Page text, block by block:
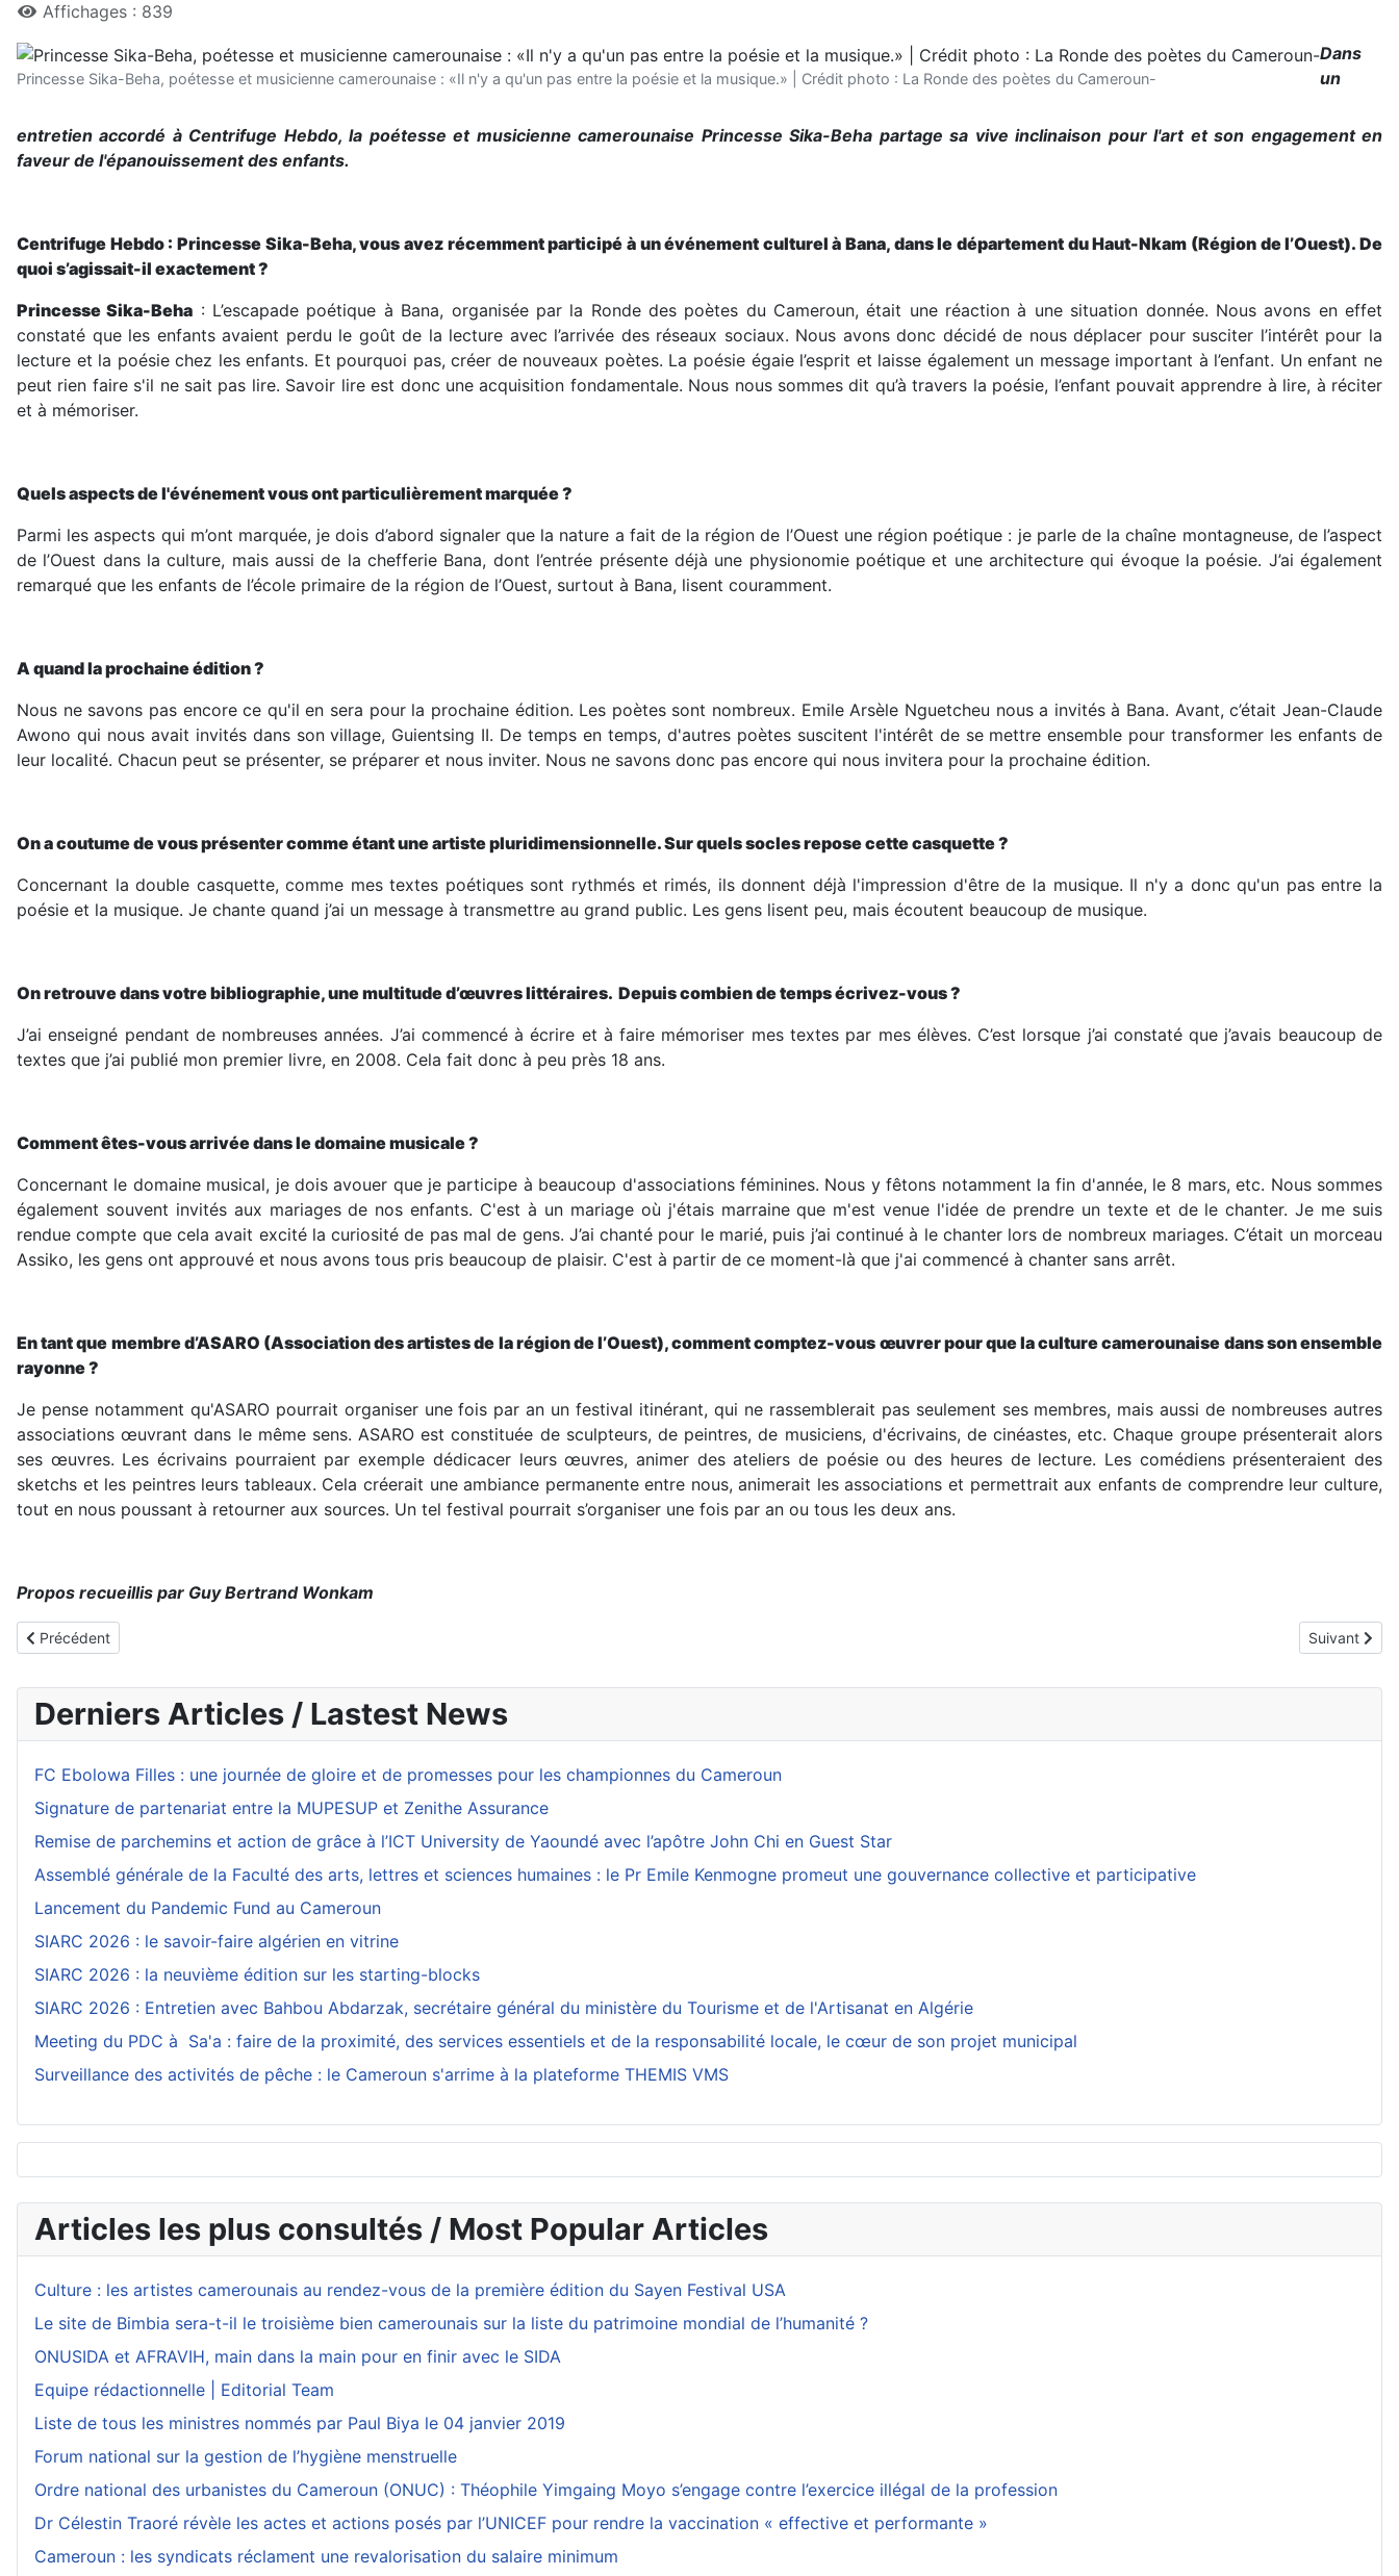
Affichages : 839
Princesse Sika-Beha, poétesse et musicienne camerounaise : «Il n'y a qu'un pas entre la poésie et la musique.» | Crédit photo : La Ronde des poètes du Cameroun-
Dans
un
entretien accordé à Centrifuge Hebdo, la poétesse et musicienne camerounaise Princesse Sika-Beha partage sa vive inclinaison pour l'art et son engagement en
faveur de l'épanouissement des enfants.
Centrifuge Hebdo : Princesse Sika-Beha, vous avez récemment participé à un événement culturel à Bana, dans le département du Haut-Nkam (Région de l’Ouest). De
quoi s’agissait-il exactement ?
Princesse Sika-Beha : L’escapade poétique à Bana, organisée par la Ronde des poètes du Cameroun, était une réaction à une situation donnée. Nous avons en effet
constaté que les enfants avaient perdu le goût de la lecture avec l’arrivée des réseaux sociaux. Nous avons donc décidé de nous déplacer pour susciter l’intérêt pour la
lecture et la poésie chez les enfants. Et pourquoi pas, créer de nouveaux poètes. La poésie égaie l’esprit et laisse également un message important à l’enfant. Un enfant ne
peut rien faire s'il ne sait pas lire. Savoir lire est donc une acquisition fondamentale. Nous nous sommes dit qu’à travers la poésie, l’enfant pouvait apprendre à lire, à réciter
et à mémoriser.
Quels aspects de l'événement vous ont particulièrement marquée ?
Parmi les aspects qui m’ont marquée, je dois d’abord signaler que la nature a fait de la région de l’Ouest une région poétique : je parle de la chaîne montagneuse, de l’aspect
de l’Ouest dans la culture, mais aussi de la chefferie Bana, dont l’entrée présente déjà une physionomie poétique et une architecture qui évoque la poésie. J’ai également
remarqué que les enfants de l’école primaire de la région de l’Ouest, surtout à Bana, lisent couramment.
A quand la prochaine édition ?
Nous ne savons pas encore ce qu'il en sera pour la prochaine édition. Les poètes sont nombreux. Emile Arsèle Nguetcheu nous a invités à Bana. Avant, c’était Jean-Claude
Awono qui nous avait invités dans son village, Guientsing II. De temps en temps, d'autres poètes suscitent l'intérêt de se mettre ensemble pour transformer les enfants de
leur localité. Chacun peut se présenter, se préparer et nous inviter. Nous ne savons donc pas encore qui nous invitera pour la prochaine édition.
On a coutume de vous présenter comme étant une artiste pluridimensionnelle. Sur quels socles repose cette casquette ?
Concernant la double casquette, comme mes textes poétiques sont rythmés et rimés, ils donnent déjà l'impression d'être de la musique. Il n'y a donc qu'un pas entre la
poésie et la musique. Je chante quand j’ai un message à transmettre au grand public. Les gens lisent peu, mais écoutent beaucoup de musique.
On retrouve dans votre bibliographie, une multitude d’œuvres littéraires. Depuis combien de temps écrivez-vous ?
J’ai enseigné pendant de nombreuses années. J’ai commencé à écrire et à faire mémoriser mes textes par mes élèves. C’est lorsque j’ai constaté que j’avais beaucoup de
textes que j’ai publié mon premier livre, en 2008. Cela fait donc à peu près 18 ans.
Dans le cours ordinaire de la vie, l’équilibre intérieur se construit souvent à travers des
se rassemblent pour répondre à une évolution sociale, comme la perte d’intérêt des enfants
pour la lecture face aux usages numériques, ils créent des espaces où l’apprentissage
retrouve une forme vivante. Une initiative poétique organisée dans une région marquée par
une forte identité culturelle et un paysage inspirant illustre comment le cadre lui même peut
passer par des formes hybrides adaptées aux habitudes contemporaines. Dans ces
échanges, il arrive que des fragments d’information hétérogènes apparaissent, comme
principale de réflexion. Peu à peu, cette immersion dans un environnement culturel et
éducatif amène à considérer des aspects plus discrets, tels que la manière dont l’attention
et la mémoire des enfants réagissent physiquement à la stimulation artistique.
Comment êtes-vous arrivée dans le domaine musicale ?
Concernant le domaine musical, je dois avouer que je participe à beaucoup d'associations féminines. Nous y fêtons notamment la fin d'année, le 8 mars, etc. Nous sommes
également souvent invités aux mariages de nos enfants. C'est à un mariage où j'étais marraine que m'est venue l'idée de prendre un texte et de le chanter. Je me suis
rendue compte que cela avait excité la curiosité de pas mal de gens. J’ai chanté pour le marié, puis j’ai continué à le chanter lors de nombreux mariages. C’était un morceau
Assiko, les gens ont approuvé et nous avons tous pris beaucoup de plaisir. C'est à partir de ce moment-là que j'ai commencé à chanter sans arrêt.
En tant que membre d’ASARO (Association des artistes de la région de l’Ouest), comment comptez-vous œuvrer pour que la culture camerounaise dans son ensemble
rayonne ?
Je pense notamment qu'ASARO pourrait organiser une fois par an un festival itinérant, qui ne rassemblerait pas seulement ses membres, mais aussi de nombreuses autres
associations œuvrant dans le même sens. ASARO est constituée de sculpteurs, de peintres, de musiciens, d'écrivains, de cinéastes, etc. Chaque groupe présenterait alors
ses œuvres. Les écrivains pourraient par exemple dédicacer leurs œuvres, animer des ateliers de poésie ou des heures de lecture. Les comédiens présenteraient des
sketchs et les peintres leurs tableaux. Cela créerait une ambiance permanente entre nous, animerait les associations et permettrait aux enfants de comprendre leur culture,
tout en nous poussant à retourner aux sources. Un tel festival pourrait s’organiser une fois par an ou tous les deux ans.
Propos recueillis par Guy Bertrand Wonkam
Article précédent : Former pour mieux protéger les enfants : un partenariat ambitieux entre l’UNICEF et l’AUF au Cameroun
Précédent Article
Suivant
Derniers Articles / Lastest News
FC Ebolowa Filles : une journée de gloire et de promesses pour les championnes du Cameroun
Signature de partenariat entre la MUPESUP et Zenithe Assurance
Remise de parchemins et action de grâce à l’ICT University de Yaoundé avec l’apôtre John Chi en Guest Star
Assemblé générale de la Faculté des arts, lettres et sciences humaines : le Pr Emile Kenmogne promeut une gouvernance collective et participative
Lancement du Pandemic Fund au Cameroun
SIARC 2026 : le savoir-faire algérien en vitrine
SIARC 2026 : la neuvième édition sur les starting-blocks
SIARC 2026 : Entretien avec Bahbou Abdarzak, secrétaire général du ministère du Tourisme et de l'Artisanat en Algérie
Meeting du PDC à Sa'a : faire de la proximité, des services essentiels et de la responsabilité locale, le cœur de son projet municipal
Surveillance des activités de pêche : le Cameroun s'arrime à la plateforme THEMIS VMS
Articles les plus consultés / Most Popular Articles
Culture : les artistes camerounais au rendez-vous de la première édition du Sayen Festival USA
Le site de Bimbia sera-t-il le troisième bien camerounais sur la liste du patrimoine mondial de l’humanité ?
ONUSIDA et AFRAVIH, main dans la main pour en finir avec le SIDA
Equipe rédactionnelle | Editorial Team
Liste de tous les ministres nommés par Paul Biya le 04 janvier 2019
Forum national sur la gestion de l’hygiène menstruelle
Ordre national des urbanistes du Cameroun (ONUC) : Théophile Yimgaing Moyo s’engage contre l’exercice illégal de la profession
Dr Célestin Traoré révèle les actes et actions posés par l’UNICEF pour rendre la vaccination « effective et performante »
Cameroun : les syndicats réclament une revalorisation du salaire minimum